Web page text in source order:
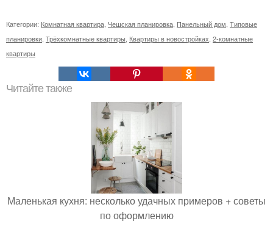
Категории: Комнатная квартира Чешская планировка Панельный дом Типовые
планировки Трёхкомнатные квартиры Квартиры в новостройках 2-комнатные
квартиры
Читайте также
Маленькая кухня: несколько удачных примеров + советы
по оформлению